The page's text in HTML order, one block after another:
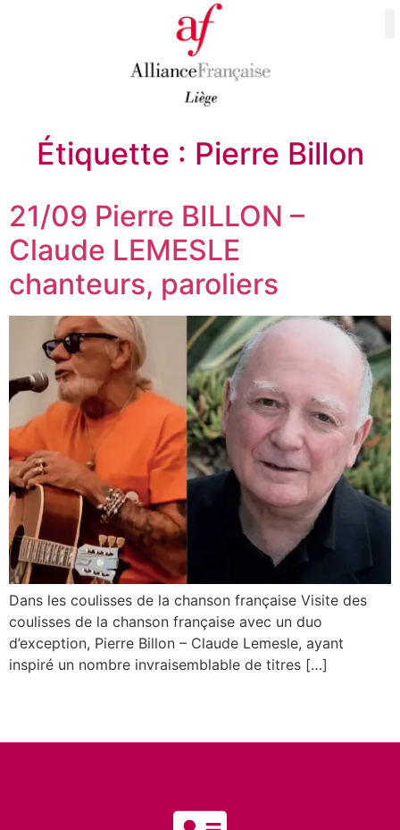
Étiquette : Pierre Billon
21/09 Pierre BILLON –
Claude LEMESLE
chanteurs, paroliers
Dans les coulisses de la chanson française Visite des
coulisses de la chanson française avec un duo
d’exception, Pierre Billon – Claude Lemesle, ayant
inspiré un nombre invraisemblable de titres […]